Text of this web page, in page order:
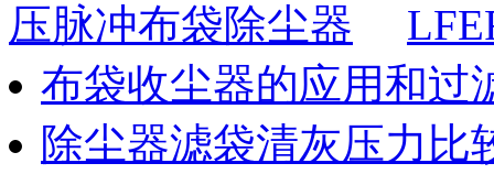
压脉冲布袋除尘器
布袋收尘器的应用和过
除尘器滤袋清灰压力比